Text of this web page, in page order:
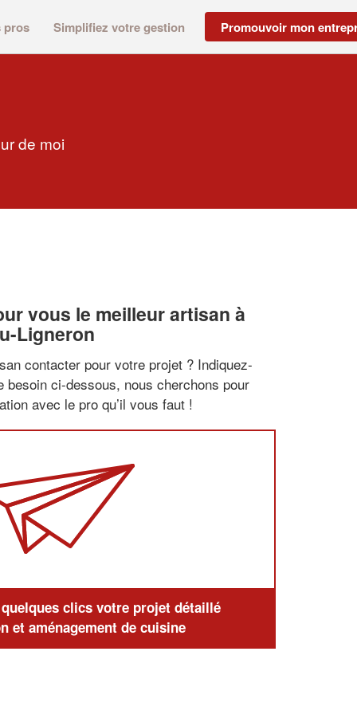
pros Simplifiez votre gestion Promouvoir mon
de moi
vous le meilleur artisan à
Ligneron
contacter pour votre projet ? Indiquez-
besoin ci-dessous, nous cherchons pour
avec le pro qu’il vous faut !
clics votre projet détaillé
et aménagement de cuisine